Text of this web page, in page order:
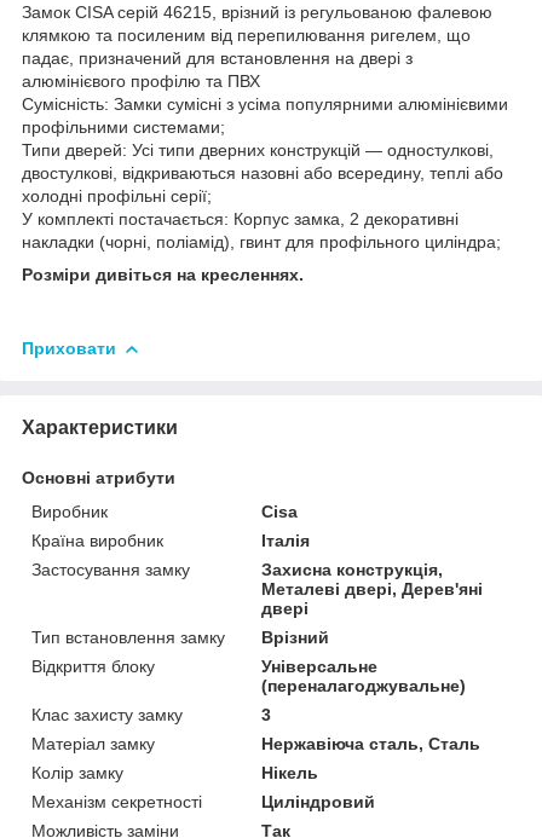
Замок CISA серій 46215, врізний із регульованою фалевою
клямкою та посиленим від перепилювання ригелем, що
падає, призначений для встановлення на двері з
алюмінієвого профілю та ПВХ
Сумісність: Замки сумісні з усіма популярними алюмінієвими
профільними системами;
Типи дверей: Усі типи дверних конструкцій — одностулкові,
двостулкові, відкриваються назовні або всередину, теплі або
холодні профільні серії;
У комплекті постачається: Корпус замка, 2 декоративні
накладки (чорні, поліамід), гвинт для профільного циліндра;
Розміри дивіться на кресленнях.
Приховати
Характеристики
Основні атрибути
Виробник
Cisa
Країна виробник
Італія
Застосування замку
Захисна конструкція,
Металеві двері, Дерев'яні
двері
Тип встановлення замку
Врізний
Відкриття блоку
Універсальне
(переналагоджувальне)
Клас захисту замку
3
Матеріал замку
Нержавіюча сталь, Сталь
Колір замку
Нікель
Механізм секретності
Циліндровий
Можливість заміни
Так